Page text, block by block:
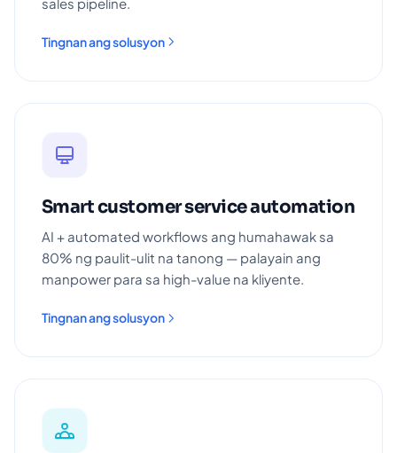
Tingnan ang solusyon
Smart customer service automation
AI + automated workflows ang humahawak sa
80% ng paulit-ulit na tanong — palayain ang
manpower para sa high-value na kliyente.
Tingnan ang solusyon